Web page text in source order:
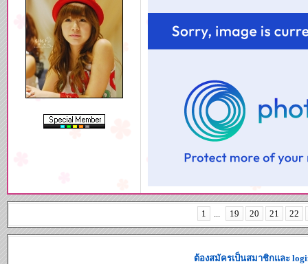
1 19 20 21 22
ต้องสมัครเป็นสมาชิกและ